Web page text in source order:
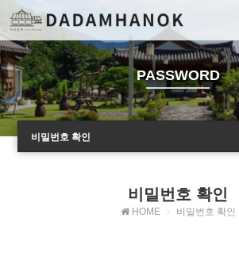
PASSWORD
비밀번호 확인
비밀번호 확인
HOME 비밀번호 확인